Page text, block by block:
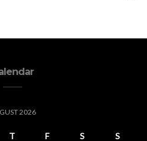
2026
T F S S